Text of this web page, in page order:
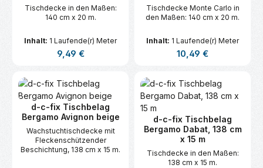
Tischdecke in den Maßen:
140 cm x 20 m.
Inhalt: 1 Laufende(r) Meter
Regulärer Preis:
9,49 €
Tischdecke Monte Carlo in
den Maßen: 140 cm x 20 m.
Inhalt: 1 Laufende(r) Meter
Regulärer Preis:
10,49 €
d-c-fix Tischbelag
Bergamo Avignon beige
Wachstuchtischdecke mit
Fleckenschützender
Beschichtung, 138 cm x 15 m.
d-c-fix Tischbelag
Bergamo Dabat, 138 cm
x 15 m
Tischdecke in den Maßen:
138 cm x 15 m.